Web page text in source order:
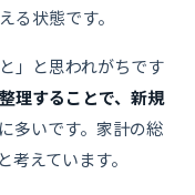
る状態です。
」と思われがちです
理することで、新規
多いです。家計の総
えています。